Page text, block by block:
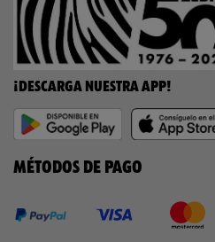
¡DESCARGA NUESTRA APP!
MÉTODOS DE PAGO